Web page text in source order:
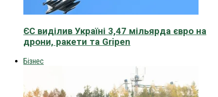
ЄС виділив Україні 3,47 мільярда євро на
дрони, ракети та Gripen
Бізнес